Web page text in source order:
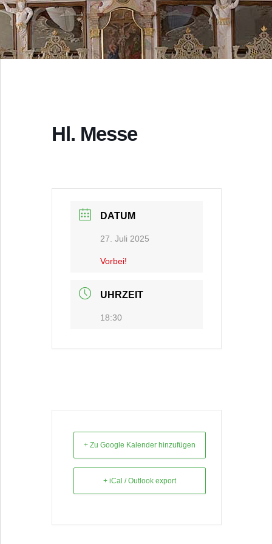
Hl. Messe
DATUM
27. Juli 2025
Vorbei!
UHRZEIT
18:30
+ Zu Google Kalender hinzufügen
+ iCal / Outlook export